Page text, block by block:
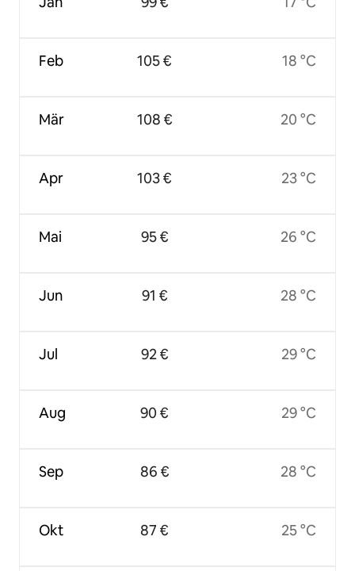
Feb
Mär
Apr
Mai
Jun
Jul
Aug
Sep
Okt
105 €
108 €
103 €
95 €
91 €
92 €
90 €
86 €
87 €
18 °C
20 °C
23 °C
26 °C
28 °C
29 °C
29 °C
28 °C
25 °C